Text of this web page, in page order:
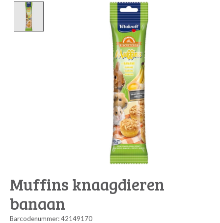
Product image slideshow Items
Muffins knaagdieren
banaan
Barcodenummer: 42149170